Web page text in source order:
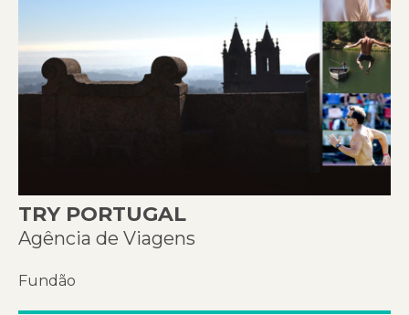
TRY PORTUGAL
Agência de Viagens
Fundão